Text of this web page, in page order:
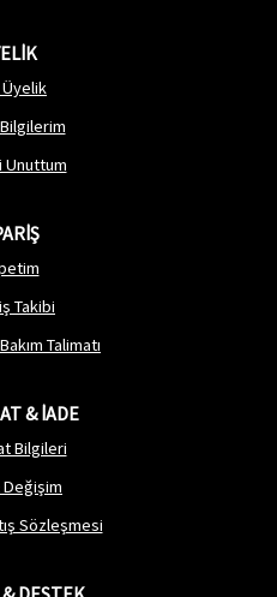
Üyelik
Unuttum
Takibi
Talimatı
& İADE
Bilgileri
Sözleşmesi